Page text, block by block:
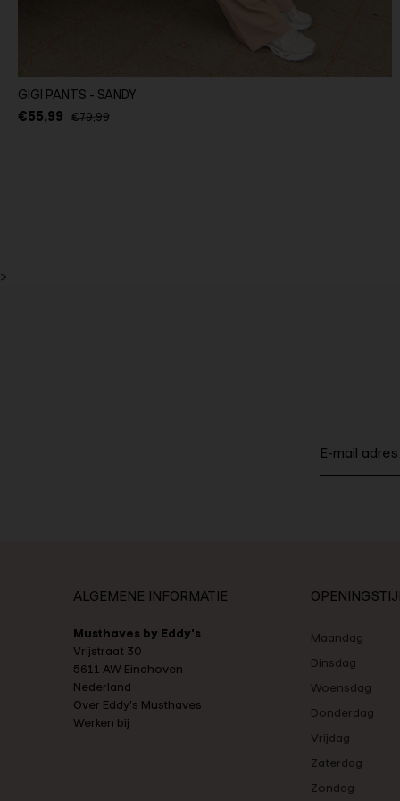
GIGI PANTS - SANDY
€55,99 €79,99
>
ALGEMENE INFORMATIE
Musthaves by Eddy's
Vrijstraat 30
5611 AW Eindhoven
Nederland
Over Eddy's Musthaves
Werken bij
Maandag
Dinsdag
Woensdag
Donderdag
Vrijdag
Zaterdag
Zondag